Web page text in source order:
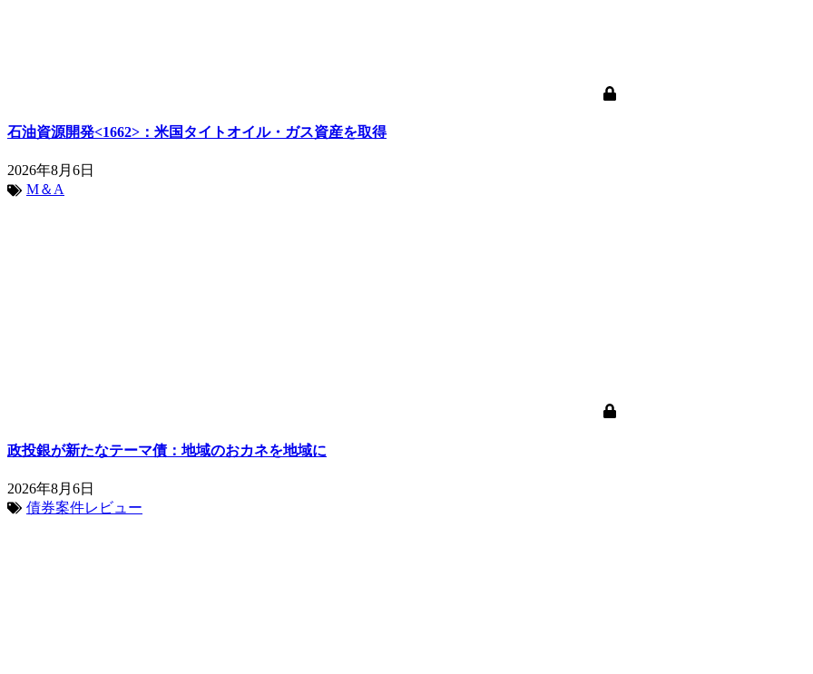
石油資源開発<1662>：米国タイトオイル・ガス資産を取得
2026年8月6日
M＆A
政投銀が新たなテーマ債：地域のおカネを地域に
2026年8月6日
債券案件レビュー